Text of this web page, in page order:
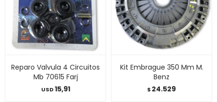
Reparo Valvula 4 Circuitos
Mb 70615 Farj
USD15,91
Kit Embrague 350 Mm M.
Benz
$24.529